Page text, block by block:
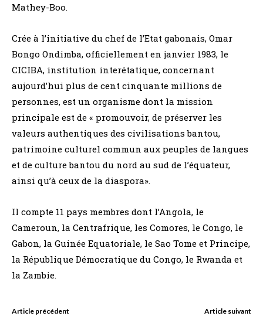
Mathey-Boo.
Crée à l’initiative du chef de l’Etat gabonais, Omar
Bongo Ondimba, officiellement en janvier 1983, le
CICIBA, institution interétatique, concernant
aujourd’hui plus de cent cinquante millions de
personnes, est un organisme dont la mission
principale est de « promouvoir, de préserver les
valeurs authentiques des civilisations bantou,
patrimoine culturel commun aux peuples de langues
et de culture bantou du nord au sud de l’équateur,
ainsi qu’à ceux de la diaspora».
Il compte 11 pays membres dont l’Angola, le
Cameroun, la Centrafrique, les Comores, le Congo, le
Gabon, la Guinée Equatoriale, le Sao Tome et Principe,
la République Démocratique du Congo, le Rwanda et
la Zambie.
Article précédent Article suivant